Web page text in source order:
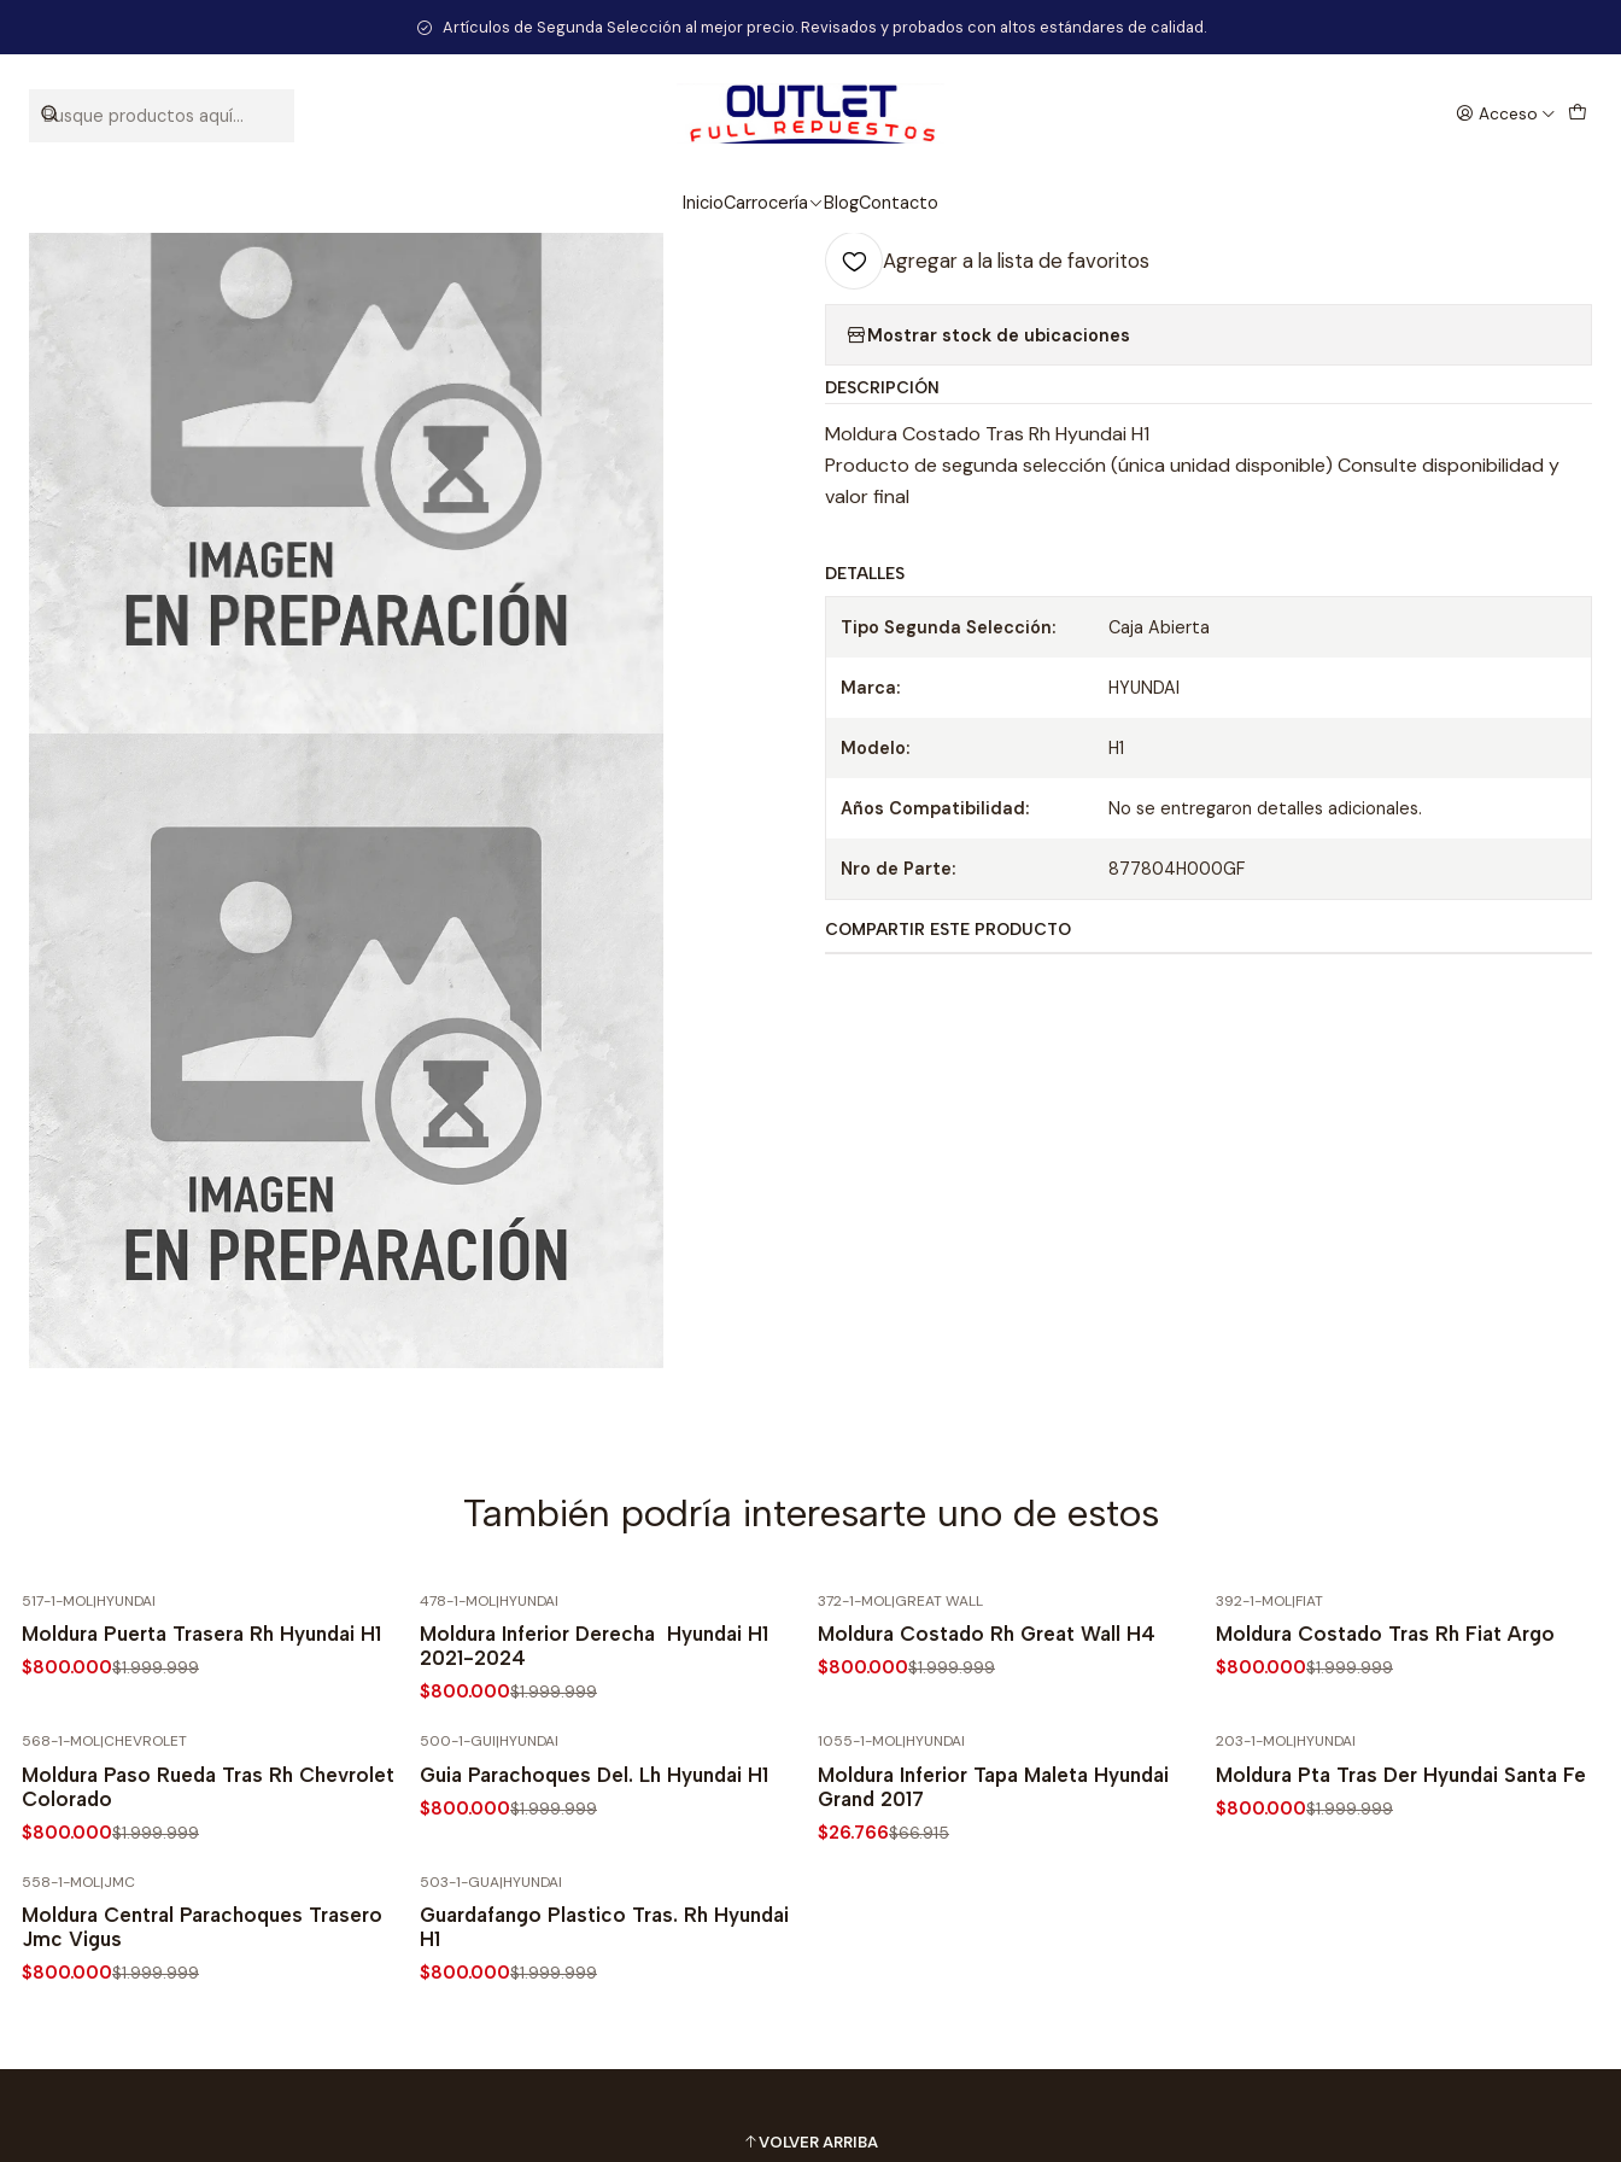
Acceso
InicioCarrocería BlogContacto
Artículos de Segunda Selección al mejor precio. Revisados y probados con altos estándares de calidad.
Inicio Carrocería Moldura Costado Tras Rh Hyundai H1
|
Moldura Costado Tras Rh Hyundai H1
Cantidad
Agregar a la lista de favoritos
Mostrar stock de ubicaciones
DESCRIPCIÓN
Moldura Costado Tras Rh Hyundai H1
Producto de segunda selección (única unidad disponible) Consulte disponibilidad y
valor final
DETALLES
Tipo Segunda Selección: Caja Abierta
Marca: HYUNDAI
Modelo: H1
Años Compatibilidad: No se entregaron detalles adicionales.
Nro de Parte: 877804H000GF
COMPARTIR ESTE PRODUCTO
También podría interesarte uno de estos
517-1-MOL|HYUNDAI
Moldura Puerta Trasera Rh Hyundai H1
$800.000$1.999.999
478-1-MOL|HYUNDAI
Moldura Inferior Derecha Hyundai H1
2021-2024
$800.000$1.999.999
372-1-MOL|GREAT WALL
Moldura Costado Rh Great Wall H4
$800.000$1.999.999
392-1-MOL|FIAT
Moldura Costado Tras Rh Fiat Argo
$800.000$1.999.999
568-1-MOL|CHEVROLET
Moldura Paso Rueda Tras Rh Chevrolet
Colorado
$800.000$1.999.999
500-1-GUI|HYUNDAI
Guia Parachoques Del. Lh Hyundai H1
$800.000$1.999.999
1055-1-MOL|HYUNDAI
Moldura Inferior Tapa Maleta Hyundai
Grand 2017
$26.766$66.915
203-1-MOL|HYUNDAI
Moldura Pta Tras Der Hyundai Santa Fe
$800.000$1.999.999
558-1-MOL|JMC
Moldura Central Parachoques Trasero
Jmc Vigus
$800.000$1.999.999
503-1-GUA|HYUNDAI
Guardafango Plastico Tras. Rh Hyundai
H1
$800.000$1.999.999
VOLVER ARRIBA